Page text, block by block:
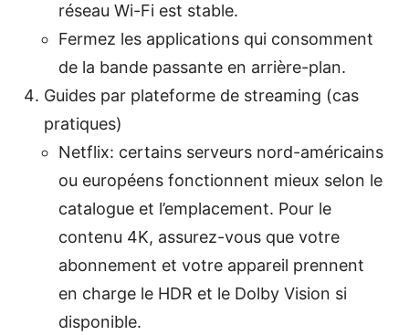
réseau Wi-Fi est stable.
Fermez les applications qui consomment
de la bande passante en arrière-plan.
Guides par plateforme de streaming (cas
pratiques)
Netflix: certains serveurs nord-américains
ou européens fonctionnent mieux selon le
catalogue et l’emplacement. Pour le
contenu 4K, assurez-vous que votre
abonnement et votre appareil prennent
en charge le HDR et le Dolby Vision si
disponible.